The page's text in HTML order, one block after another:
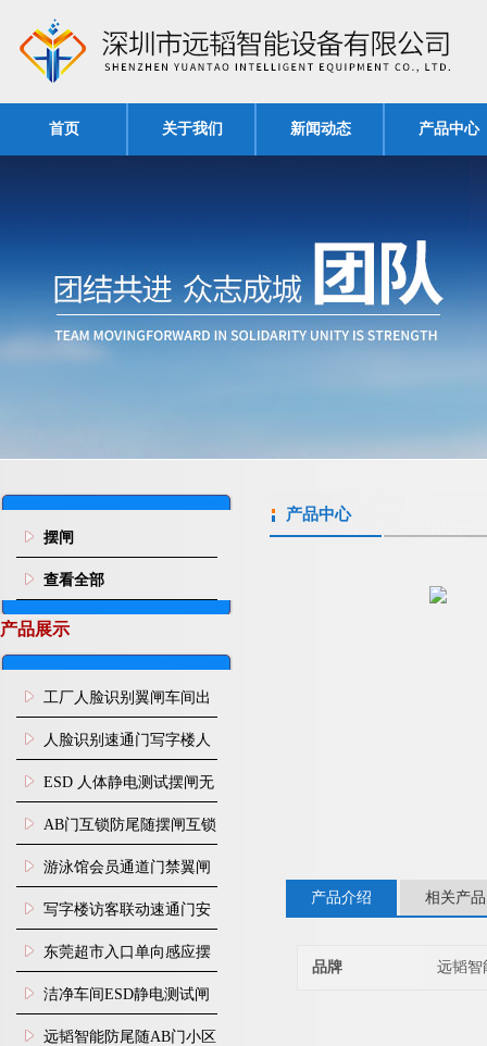
首页 关于我们 新闻动态 产品中心
摆闸
查看全部
产品展示
工厂人脸识别翼闸车间出
入口人行通道门禁
人脸识别速通门写字楼人
行通道闸门禁设备
ESD 人体静电测试摆闸无
尘车间防静电闸机
AB门互锁防尾随摆闸互锁
闸机
游泳馆会员通道门禁翼闸
写字楼访客联动速通门安
装
东莞超市入口单向感应摆
闸安装
洁净车间ESD静电测试闸
机
远韬智能防尾随AB门小区
产品中心
产品介绍 相关产品
品牌 远韬智